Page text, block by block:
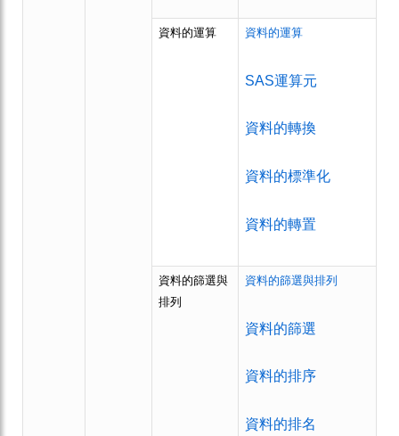
資料的運算 資料的運算
SAS運算元
資料的轉換
資料的標準化
資料的轉置
資料的篩選與
排列
資料的篩選與排列
資料的篩選
資料的排序
資料的排名